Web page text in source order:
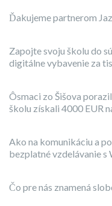
Ďakujeme partnerom
Zapojte svoju školu do
digitálne vybavenie za
Ôsmaci zo Šišova
školu získali 4000 EUR
Ako na komunikáciu a
bezplatné vzdelávanie s
Čo pre nás znamená